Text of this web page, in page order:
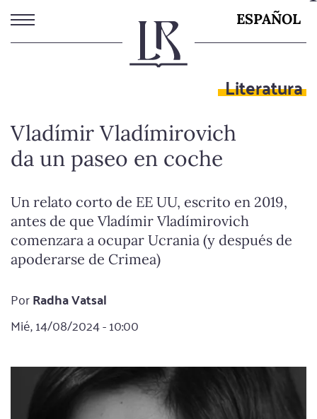
Pasar
contenido
ESPAÑOL
Literatura
Vladímir Vladímirovich
da un paseo en coche
Un relato corto de EE UU, escrito en 2019,
antes de que Vladímir Vladímirovich
comenzara a ocupar Ucrania (y después de
apoderarse de Crimea)
PorRadha Vatsal
Mié, 14/08/2024 - 10:00